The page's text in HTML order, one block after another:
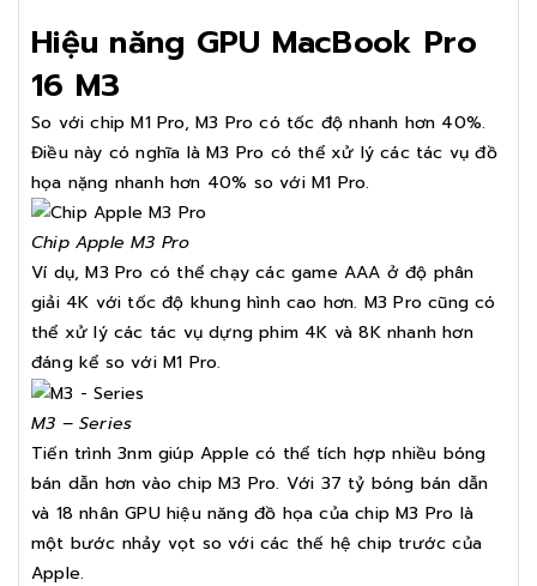
Hiệu năng GPU MacBook Pro
16 M3
So với chip M1 Pro, M3 Pro có tốc độ nhanh hơn 40%.
Điều này có nghĩa là M3 Pro có thể xử lý các tác vụ đồ
họa nặng nhanh hơn 40% so với M1 Pro.
Chip Apple M3 Pro
Ví dụ, M3 Pro có thể chạy các game AAA ở độ phân
giải 4K với tốc độ khung hình cao hơn. M3 Pro cũng có
thể xử lý các tác vụ dựng phim 4K và 8K nhanh hơn
đáng kể so với M1 Pro.
M3 – Series
Tiến trình 3nm giúp Apple có thể tích hợp nhiều bóng
bán dẫn hơn vào chip M3 Pro. Với 37 tỷ bóng bán dẫn
và 18 nhân GPU hiệu năng đồ họa của chip M3 Pro là
một bước nhảy vọt so với các thế hệ chip trước của
Apple.